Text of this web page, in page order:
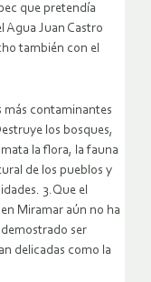
que pretendía
Agua Juan Castro
también con el
más contaminantes
los bosques,
la flora, la fauna
de los pueblos y
3.Que el
Miramar aún no ha
ser
delicadas como la